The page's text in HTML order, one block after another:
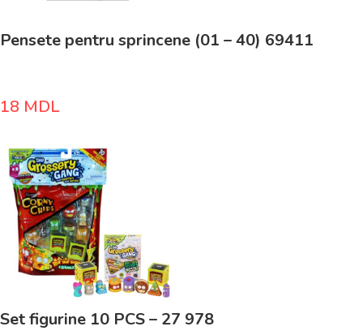
Pensete pentru sprincene (01 – 40) 69411
18 MDL
Set figurine 10 PCS – 27 978